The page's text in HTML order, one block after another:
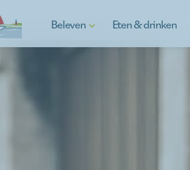
Beleven Eten & drinken